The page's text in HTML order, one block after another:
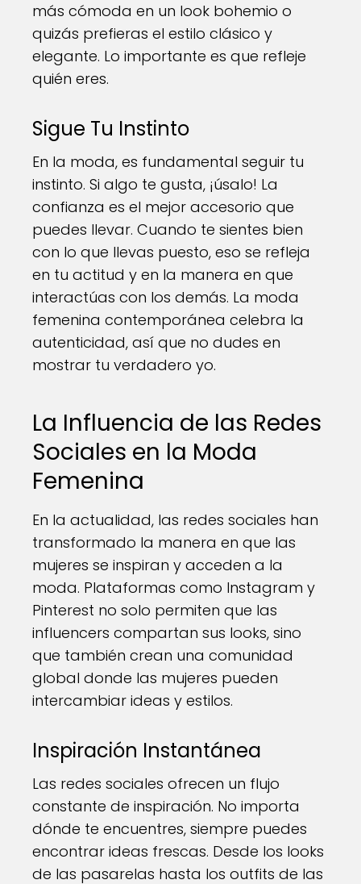
más cómoda en un look bohemio o
quizás prefieras el estilo clásico y
elegante. Lo importante es que refleje
quién eres.
Sigue Tu Instinto
En la moda, es fundamental seguir tu
instinto. Si algo te gusta, ¡úsalo! La
confianza es el mejor accesorio que
puedes llevar. Cuando te sientes bien
con lo que llevas puesto, eso se refleja
en tu actitud y en la manera en que
interactúas con los demás. La moda
femenina contemporánea celebra la
autenticidad, así que no dudes en
mostrar tu verdadero yo.
La Influencia de las Redes
Sociales en la Moda
Femenina
En la actualidad, las redes sociales han
transformado la manera en que las
mujeres se inspiran y acceden a la
moda. Plataformas como Instagram y
Pinterest no solo permiten que las
influencers compartan sus looks, sino
que también crean una comunidad
global donde las mujeres pueden
intercambiar ideas y estilos.
Inspiración Instantánea
Las redes sociales ofrecen un flujo
constante de inspiración. No importa
dónde te encuentres, siempre puedes
encontrar ideas frescas. Desde los looks
de las pasarelas hasta los outfits de las